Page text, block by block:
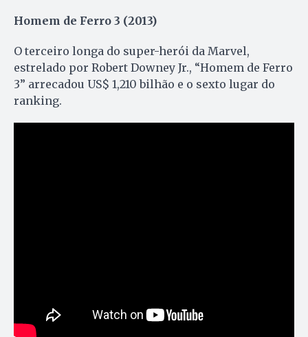
Homem de Ferro 3 (2013)
O terceiro longa do super-herói da Marvel,
estrelado por Robert Downey Jr., “Homem de Ferro
3” arrecadou US$ 1,210 bilhão e o sexto lugar do
ranking.